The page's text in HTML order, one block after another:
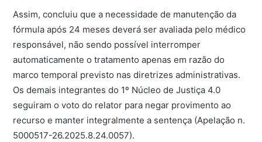
Assim, concluiu que a necessidade de manutenção da
fórmula após 24 meses deverá ser avaliada pelo médico
responsável, não sendo possível interromper
automaticamente o tratamento apenas em razão do
marco temporal previsto nas diretrizes administrativas.
Os demais integrantes do 1º Núcleo de Justiça 4.0
seguiram o voto do relator para negar provimento ao
recurso e manter integralmente a sentença (Apelação n.
5000517-26.2025.8.24.0057).